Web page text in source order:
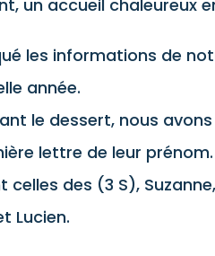
un accueil chaleureux
les informations de
année.
le dessert, nous
lettre de leur
des (3 S),
Lucien.